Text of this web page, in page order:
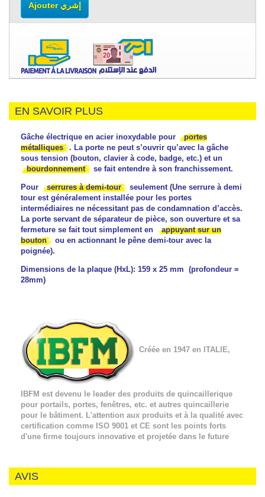
Ajouter إشري
EN SAVOIR PLUS
Gâche électrique en acier inoxydable pour
portes
métalliques
. La porte ne peut s’ouvrir qu’avec la gâche
sous tension (bouton, clavier à code, badge, etc.) et un
bourdonnement
se fait entendre à son franchissement.
Pour serrures à demi-tour
seulement (Une serrure à demi
tour est généralement installée pour les portes
intermédiaires ne nécessitant pas de condamnation d’accès.
La porte servant de séparateur de pièce, son ouverture et sa
fermeture se fait tout simplement en
appuyant sur un
bouton
ou en actionnant le pêne demi-tour avec la
poignée).
Dimensions de la plaque (HxL): 159 x 25 mm (profondeur =
28mm)
Créée en 1947 en ITALIE,
IBFM est devenu le leader des produits de quincaillerique
pour portails, portes, fenêtres, etc. et autres quincaillerie
pour le bâtiment. L'attention aux produits et à la qualité avec
certification comme ISO 9001 et CE sont les points forts
d'une firme toujours innovative et projetée dans le future
AVIS